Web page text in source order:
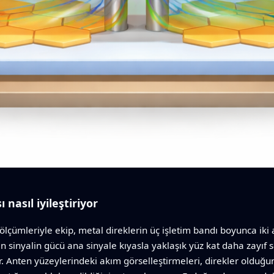
nasıl iyileştiriyor
ekip, metal direklerin üç işletim bandı boyunca iki
sinyalin gücü ana sinyale kıyasla yaklaşık yüz kat daha
Anten yüzeylerindeki akım görselleştirmeleri, direkler